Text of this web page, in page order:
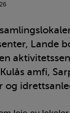
Lande
amfi,
og